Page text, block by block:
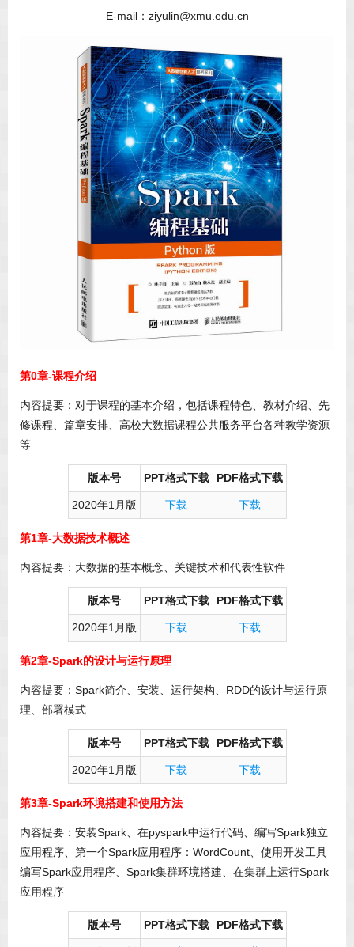
E-mail：ziyulin@xmu.edu.cn
第0章-课程介绍
内容提要：对于课程的基本介绍，包括课程特色、教材介绍、先
修课程、篇章安排、高校大数据课程公共服务平台各种教学资源
等
版本号 PPT格式下载 PDF格式下载
2020年1月版 下载 下载
第1章-大数据技术概述
内容提要：大数据的基本概念、关键技术和代表性软件
版本号 PPT格式下载 PDF格式下载
2020年1月版 下载 下载
第2章-Spark的设计与运行原理
内容提要：Spark简介、安装、运行架构、RDD的设计与运行原
理、部署模式
版本号 PPT格式下载 PDF格式下载
2020年1月版 下载 下载
第3章-Spark环境搭建和使用方法
内容提要：安装Spark、在pyspark中运行代码、编写Spark独立
应用程序、第一个Spark应用程序：WordCount、使用开发工具
编写Spark应用程序、Spark集群环境搭建、在集群上运行Spark
应用程序
版本号 PPT格式下载 PDF格式下载